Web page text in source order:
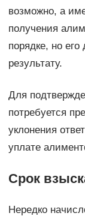
возможно, а
получения
порядке, но
результату.
Для
потребуется
уклонения
уплате
Срок
Нередко